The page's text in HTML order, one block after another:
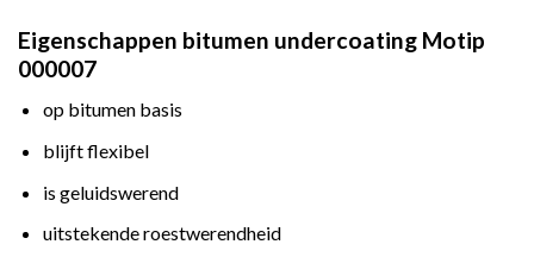
Eigenschappen bitumen undercoating Motip
000007
op bitumen basis
blijft flexibel
is geluidswerend
uitstekende roestwerendheid